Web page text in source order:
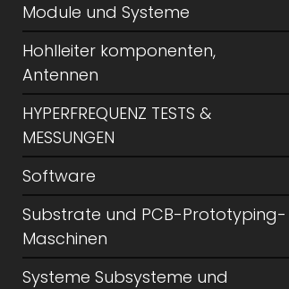
Module und Systeme
Hohlleiter komponenten,
Antennen
HYPERFREQUENZ TESTS &
MESSUNGEN
Software
Substrate und PCB-Prototyping-
Maschinen
Systeme Subsysteme und